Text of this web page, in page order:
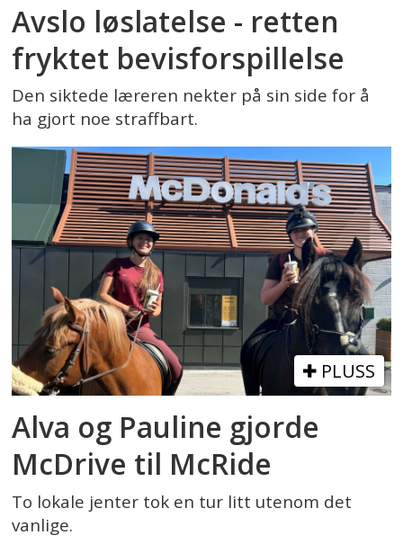
Avslo løslatelse - retten
fryktet bevisforspillelse
Den siktede læreren nekter på sin side for å
ha gjort noe straffbart.
PLUSS
Alva og Pauline gjorde
McDrive til McRide
To lokale jenter tok en tur litt utenom det
vanlige.